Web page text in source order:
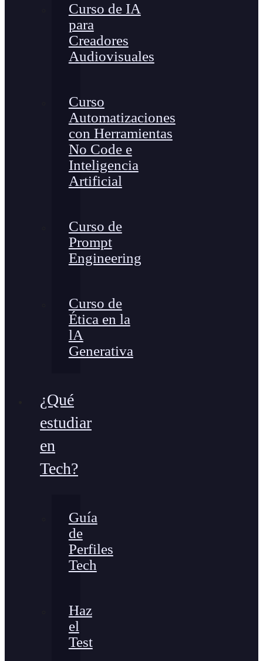
Curso de IA
para
Creadores
Audiovisuales
Curso
Automatizaciones
con Herramientas
No Code e
Inteligencia
Artificial
Curso de
Prompt
Engineering
Curso de
Ética en la
lA
Generativa
¿Qué
estudiar
en
Tech?
Guía
de
Perfiles
Tech
Haz
el
Test